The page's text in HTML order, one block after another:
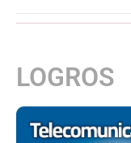
LOGROS